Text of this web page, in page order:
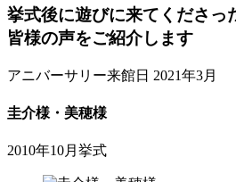
挙式後に遊びに来てくださっ
皆様の声をご紹介します
アニバーサリー来館日 2021年3月
圭介様・美穂様
2010年10月挙式